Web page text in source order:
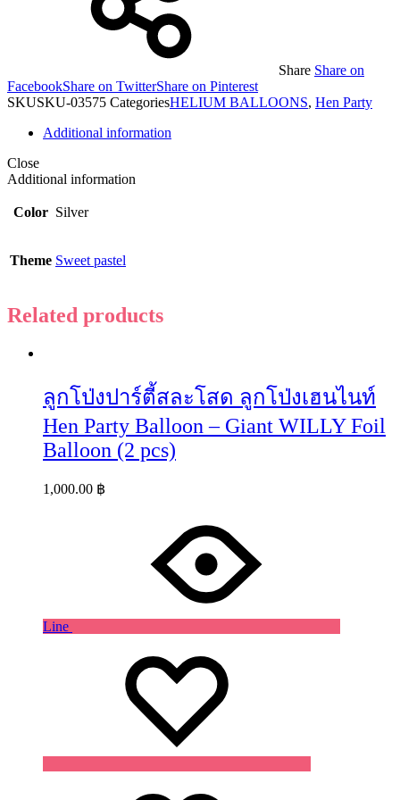
Share Share on
FacebookShare on TwitterShare on Pinterest
SKUSKU-03575 CategoriesHELIUM BALLOONS, Hen Party
Additional information
Close
Additional information
Color Silver
Theme Sweet pastel
Related products
ลูกโป่งปาร์ตี้สละโสด ลูกโป่งเฮนไนท์
Hen Party Balloon – Giant WILLY Foil
Balloon (2 pcs)
1,000.00 ฿
Line